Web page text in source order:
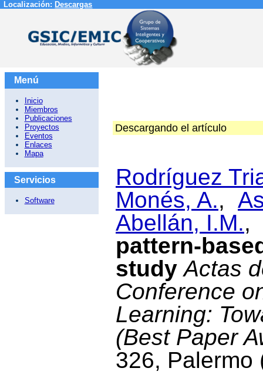
Localización: Descargas
Menú
Inicio
Miembros
Publicaciones
Proyectos
Eventos
Enlaces
Mapa
Servicios
Software
Descargando el artículo
Rodríguez
Monés, A.,
Abellán, I.M.,
pattern-
study Actas
Conference
Learning:
(Best Paper
326, Palermo